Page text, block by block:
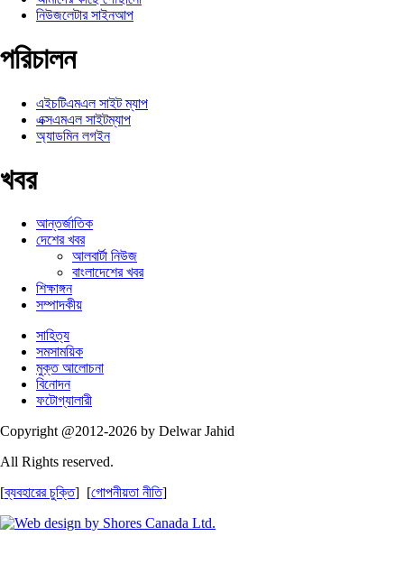
নিউজলেটার সাইনআপ
পরিচালন
এইচটিএমএল সাইট ম্যাপ
এক্সএমএল সাইটম্যাপ
অ্যাডমিন লগইন
খবর
আন্তর্জাতিক
দেশের খবর
আলবার্টা নিউজ
বাংলাদেশের খবর
শিক্ষাঙ্গন
সম্পাদকীয়
সাহিত্য
সমসাময়িক
মুক্ত আলোচনা
বিনোদন
ফটোগ্যালারী
Copyright @2012-2026 by Delwar Jahid
All Rights reserved.
[ব্যবহারের চুক্তি] [গোপনীয়তা নীতি]